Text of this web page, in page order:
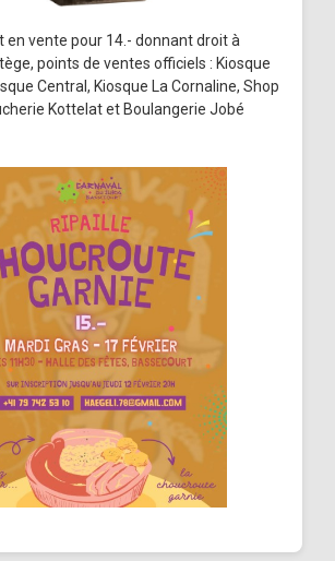
en vente pour 14.- donnant droit à
points de ventes officiels : Kiosque
Central, Kiosque La Cornaline, Shop
Kottelat et Boulangerie Jobé